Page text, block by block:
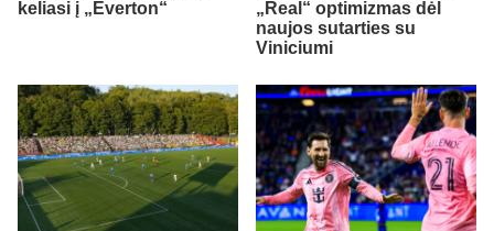
keliasi į „Everton“
„Real“ optimizmas dėl
naujos sutarties su
Viniciumi